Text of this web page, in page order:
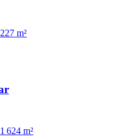
227 m²
1 624 m²